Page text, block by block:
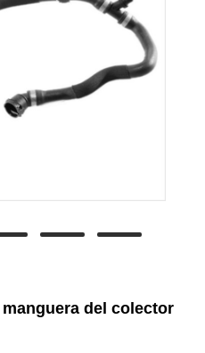
manguera del colector